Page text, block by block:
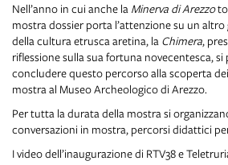
Nell’anno in cui anche la Minerva di Arezzo
mostra dossier porta l’attenzione su un
della cultura etrusca aretina, la Chimera,
riflessione sulla sua fortuna novecentesca, si
concludere questo percorso alla scoperta
mostra al Museo Archeologico di Arezzo.
Per tutta la durata della mostra si
conversazioni in mostra, percorsi didattici
I video dell’inaugurazione di RTV38e